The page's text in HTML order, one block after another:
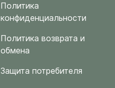
Политика
конфиденциальности
Политика возврата и
обмена
Защита потребителя